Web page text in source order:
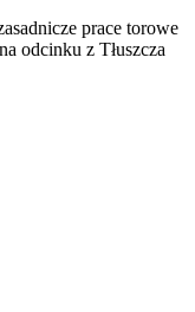
prace torowe
odcinku z Tłuszcza